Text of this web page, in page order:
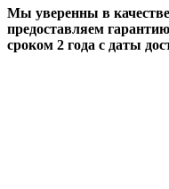
Мы уверенны в
предоставляем
сроком 2 года с даты